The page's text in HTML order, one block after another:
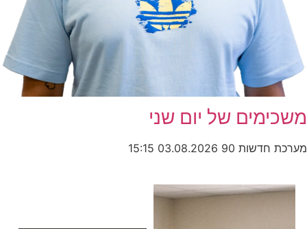
משכימים של יום שני
מערכת חדשות 90 03.08.2026
15:15